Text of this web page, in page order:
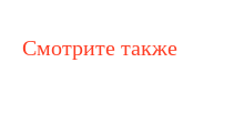
Смотрите также